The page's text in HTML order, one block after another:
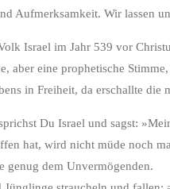
Aufmerksamkeit. Wir lassen
Israel im Jahr 539 vor
aber eine prophetische
in Freiheit, da erschallte
Du Israel und sagst:
hat, wird nicht müde noch
genug dem Unvermögenden.